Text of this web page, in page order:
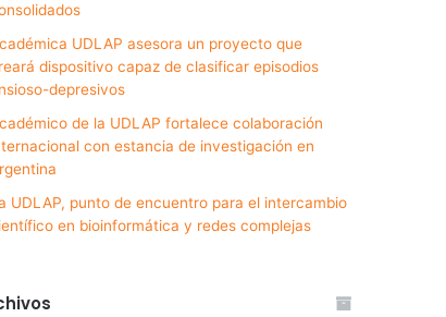
UDLAP asesora un proyecto que
dispositivo capaz de clasificar episodios
depresivos
de la UDLAP fortalece colaboración
con estancia de investigación en
UDLAP, punto de encuentro para el intercambio
en bioinformática y redes complejas